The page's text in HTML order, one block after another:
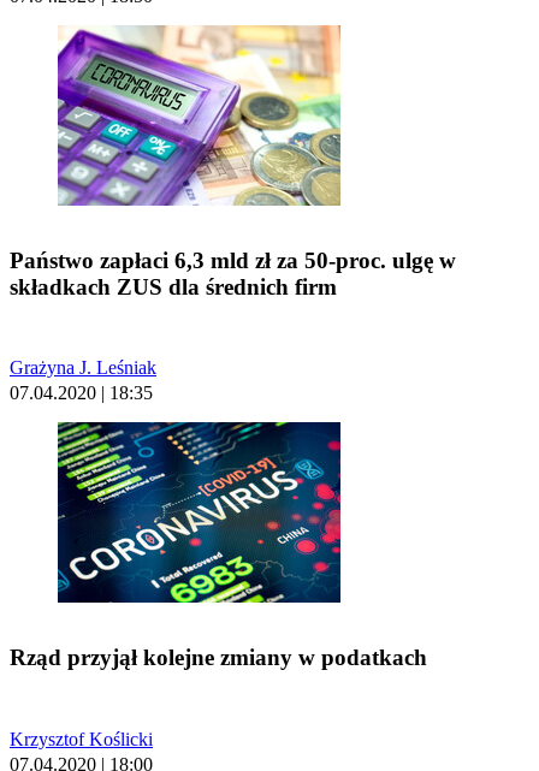
Państwo zapłaci 6,3 mld zł za 50-proc. ulgę w
składkach ZUS dla średnich firm
Grażyna J. Leśniak
07.04.2020 | 18:35
Rząd przyjął kolejne zmiany w podatkach
Krzysztof Koślicki
07.04.2020 | 18:00